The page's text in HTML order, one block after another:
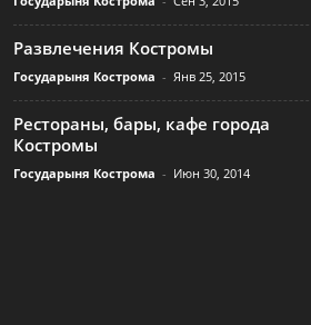
Развлечения Костромы
Государыня Кострома - Янв 25, 2015
Рестораны, бары, кафе города
Костромы
Государыня Кострома - Июн 30, 2014